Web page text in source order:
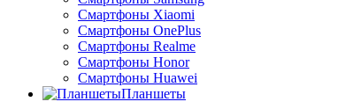
Смартфоны Xiaomi
Смартфоны OnePlus
Смартфоны Realme
Смартфоны Honor
Смартфоны Huawei
Планшеты